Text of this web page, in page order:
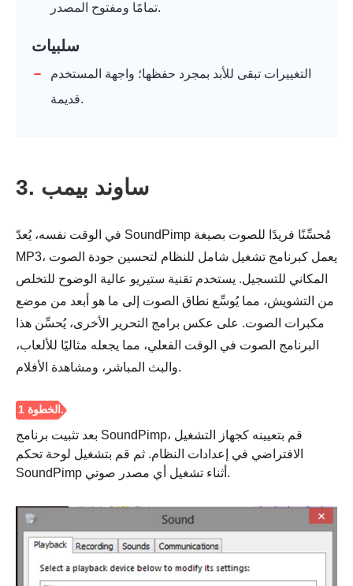
تمامًا ومفتوح المصدر.
سلبيات
التغييرات تبقى للأبد بمجرد حفظها؛ واجهة المستخدم
قديمة.
3. ساوند بيمب
في الوقت نفسه، يُعدّ SoundPimp مُحسِّنًا فريدًا للصوت بصيغة
MP3، يعمل كبرنامج تشغيل شامل للنظام لتحسين جودة الصوت
المكاني للتسجيل. يستخدم تقنية ستيريو عالية الوضوح للتخلص
من التشويش، مما يُوسِّع نطاق الصوت إلى ما هو أبعد من موضع
مكبرات الصوت. على عكس برامج التحرير الأخرى، يُحسِّن هذا
البرنامج الصوت في الوقت الفعلي، مما يجعله مثاليًا للألعاب،
والبث المباشر، ومشاهدة الأفلام.
بعد تثبيت برنامج SoundPimp، قم بتعيينه كجهاز التشغيل
الافتراضي في إعدادات النظام. ثم قم بتشغيل لوحة تحكم
SoundPimp أثناء تشغيل أي مصدر صوتي.